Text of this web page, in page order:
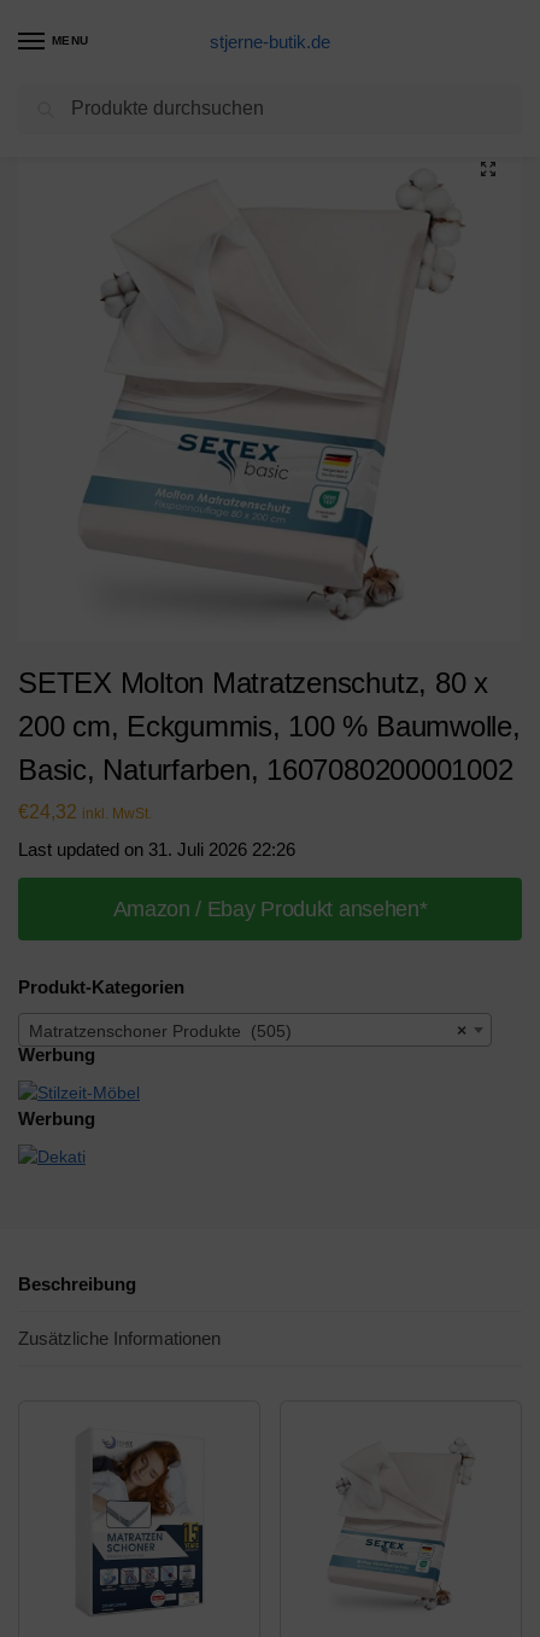
MENU stjerne-butik.de
Matratzenschoner Produkte /
SETEX Molton Matratzenschutz, 80 x
200 cm, Eckgummis, 100 % Baumwolle,
Basic, Naturfarben, 1607080200001002
€24,32 inkl. MwSt.
Last updated on 31. Juli 2026 22:26
Amazon / Ebay Produkt ansehen*
Produkt-Kategorien
×
Matratzenschoner Produkte (505)
Werbung
Werbung
Beschreibung
Zusätzliche Informationen